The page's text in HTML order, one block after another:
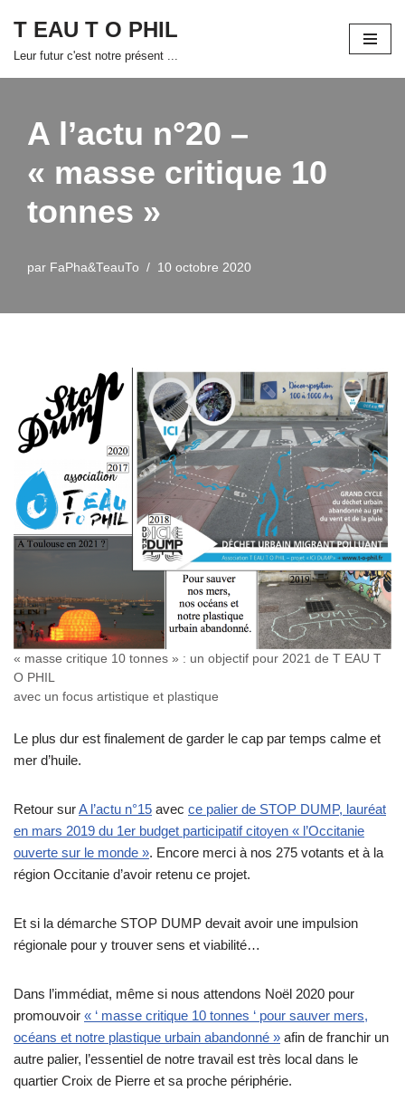
Aller
T EAU T O PHIL
Leur futur c'est notre présent ...
A l’actu n°20 –
« masse critique 10
tonnes »
par FaPha&TeauTo 10 octobre 2020
« masse critique 10 tonnes » : un objectif pour 2021 de T EAU T
O PHIL
avec un focus artistique et plastique
Le plus dur est finalement de garder le cap par temps calme et
mer d’huile.
Retour surA l’actu n°15 avec ce palier de STOP DUMP, lauréat
en mars 2019 du 1er budget participatif citoyen « l’Occitanie
ouverte sur le monde ». Encore merci à nos 275 votants et à la
région Occitanie d’avoir retenu ce projet.
Et si la démarche STOP DUMP devait avoir une impulsion
régionale pour y trouver sens et viabilité…
Dans l’immédiat, même si nous attendons Noël 2020 pour
promouvoir « ‘ masse critique 10 tonnes ‘ pour sauver mers,
océans et notre plastique urbain abandonné » afin de franchir un
autre palier, l’essentiel de notre travail est très local dans le
quartier Croix de Pierre et sa proche périphérie.